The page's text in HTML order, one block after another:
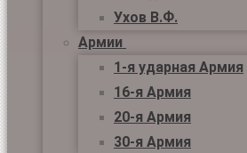
Ухов В.Ф.
Армии
1-я ударная Армия
16-я Армия
20-я Армия
30-я Армия